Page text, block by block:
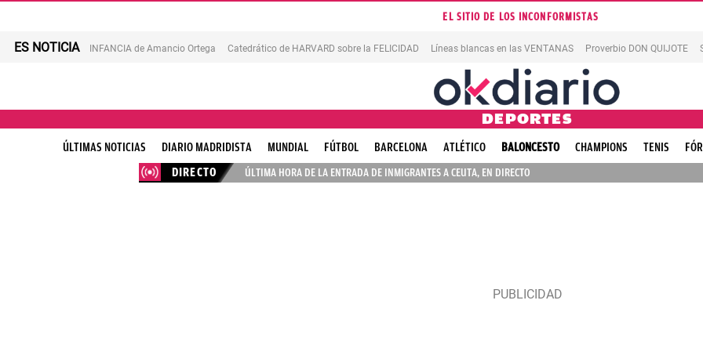
EL SITIO DE LOS INCONFORMISTAS
ES NOTICIA INFANCIA de Amancio Ortega Catedrático de HARVARD sobre la FELICIDAD Líneas blancas en las VENTANAS Proverbio DON QUIJOTE
DEPORTES
ÚLTIMAS NOTICIAS DIARIO MADRIDISTA MUNDIAL FÚTBOL BARCELONA ATLÉTICO BALONCESTO CHAMPIONS TENIS
DIRECTO
ÚLTIMA HORA DE LA ENTRADA DE INMIGRANTES A CEUTA, EN DIRECTO